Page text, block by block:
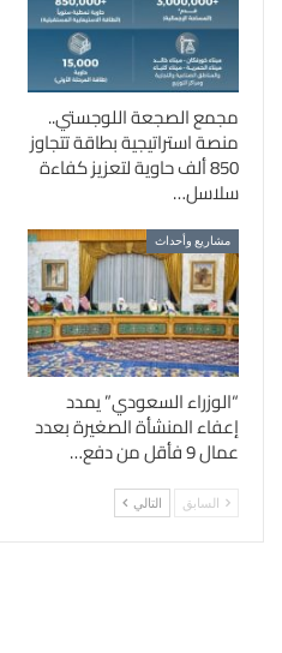
مجمع الصجعة اللوجستي..
منصة استراتيجية بطاقة تتجاوز
850 ألف حاوية لتعزيز كفاءة
سلاسل…
مشاريع وأحداث
“الوزراء السعودي” يمدد
إعفاء المنشأة الصغيرة بعدد
عمال 9 فأقل من دفع…
السابق التالي